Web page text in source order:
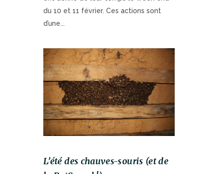
du 10 et 11 février. Ces actions sont
d’une...
L’été des chauves-souris (et de